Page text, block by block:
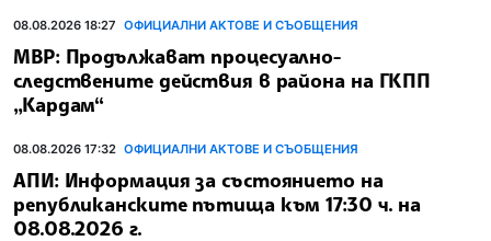
08.08.2026 18:27 ОФИЦИАЛНИ АКТОВЕ И СЪОБЩЕНИЯ
МВР: Продължават процесуално-
следствените действия в района на ГКПП
„Кардам“
08.08.2026 17:32 ОФИЦИАЛНИ АКТОВЕ И СЪОБЩЕНИЯ
АПИ: Информация за състоянието на
републиканските пътища към 17:30 ч. на
08.08.2026 г.